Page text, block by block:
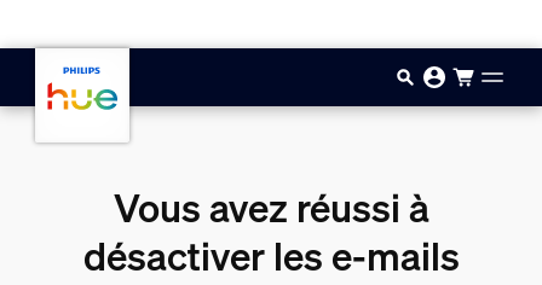
Vous avez réussi à
désactiver les e-mails